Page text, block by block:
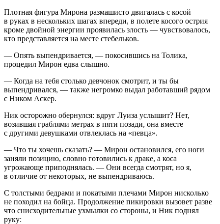
Плотная фигура Мирона размашисто двигалась с косой
в руках в нескольких шагах впереди, в полете косого острия
кроме двойной энергии проявилась злость — чувствовалось,
кто представляется на месте стебельков.
— Опять выпендривается, — покосившись на Толика,
процедил Мирон едва слышно.
— Когда на тебя столько девчонок смотрит, и ты бы
выпендривался, — также негромко выдал работавший рядом
с Ником Аскер.
Ник осторожно обернулся: вдруг Луиза услышит? Нет,
возившая граблями метрах в пяти позади, она вместе
с другими девушками отвлеклась на «певца».
— Что ты хочешь сказать? — Мирон остановился, его ноги
заняли позицию, словно готовились к драке, а коса
угрожающе приподнялась. — Они всегда смотрят, но я,
в отличие от некоторых, не выпендриваюсь.
С толстыми бедрами и покатыми плечами Мирон нисколько
не походил на бойца. Продолжение пикировки вызовет разве
что снисходительные ухмылки со стороны, и Ник поднял
руку: